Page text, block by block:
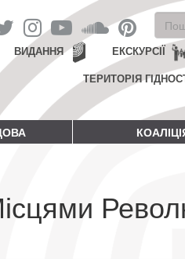
ЕКСКУРСІЇ
ВИДАННЯ
ТЕРИТОРІЯ